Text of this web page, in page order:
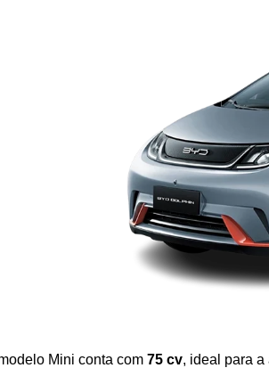
Mini conta com 75 cv, ideal para